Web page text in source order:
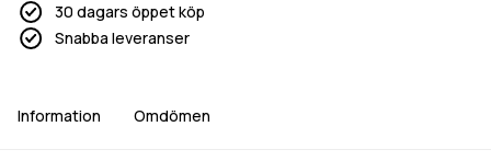
30 dagars öppet köp
Snabba leveranser
Information Omdömen